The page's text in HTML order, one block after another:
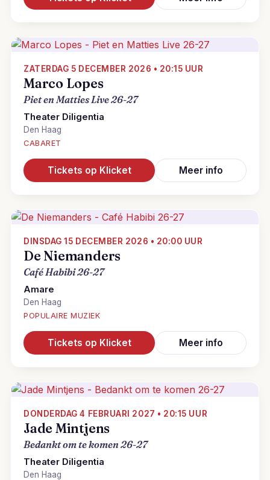
ZATERDAG 5 DECEMBER 2026 • 20:15 UUR
Marco Lopes
Piet en Matties Live 26-27
Theater Diligentia
Den Haag
CABARET
Tickets op Klicket Meer info
DINSDAG 15 DECEMBER 2026 • 20:00 UUR
De Niemanders
Café Habibi 26-27
Amare
Den Haag
POPULAIRE MUZIEK
Tickets op Klicket Meer info
DONDERDAG 4 FEBRUARI 2027 • 20:15 UUR
Jade Mintjens
Bedankt om te komen 26-27
Theater Diligentia
Den Haag